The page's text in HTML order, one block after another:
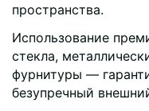
пространства.
Использование
стекла,
фурнитуры —
безупречный